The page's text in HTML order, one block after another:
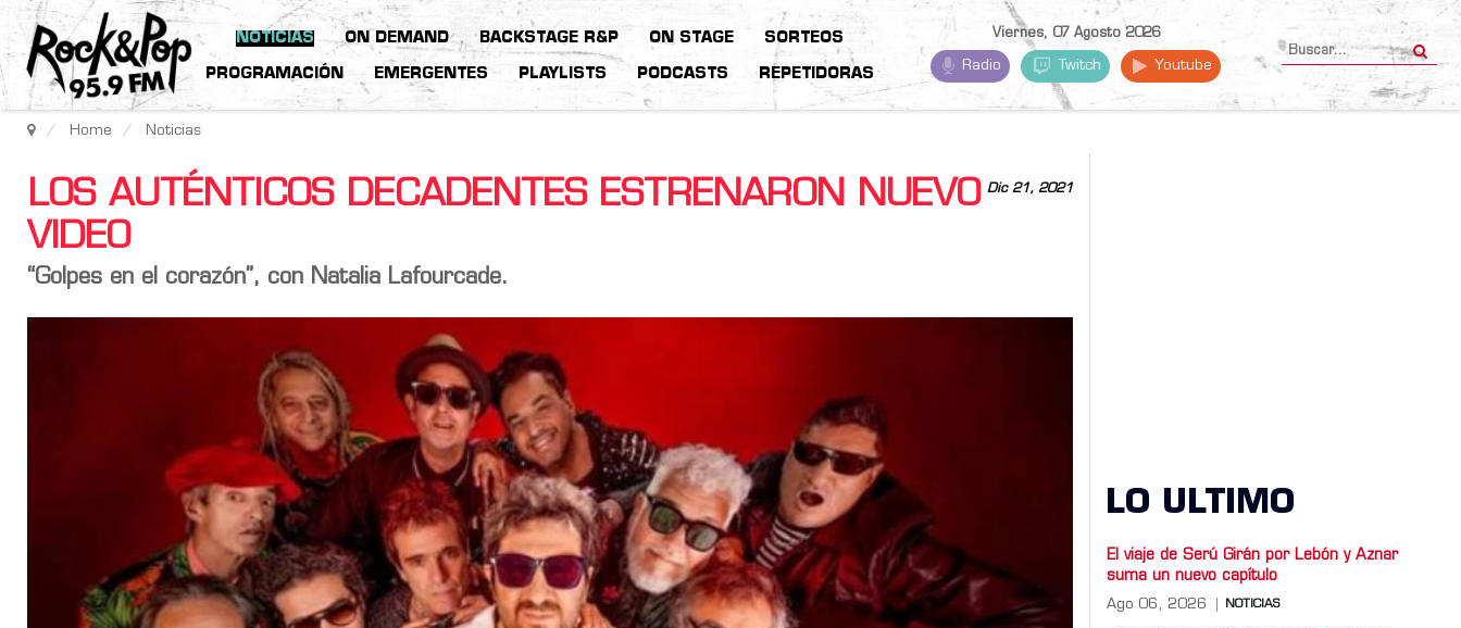
NOTICIAS ON DEMAND BACKSTAGE R&P ON STAGE SORTEOS
PROGRAMACIÓN EMERGENTES PLAYLISTS PODCASTS REPETIDORAS
Viernes, 07 Agosto 2026
Radio Twitch Youtube
Home Noticias
Dic 21, 2021
LOS AUTÉNTICOS DECADENTES ESTRENARON NUEVO
VIDEO
“Golpes en el corazón”, con Natalia Lafourcade.
LO ULTIMO
El viaje de Serú Girán por Lebón y Aznar
suma un nuevo capítulo
Ago 06, 2026 NOTICIAS